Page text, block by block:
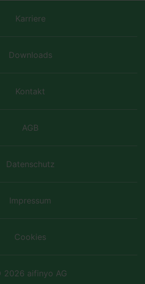
Karriere
Downloads
Kontakt
AGB
Datenschutz
Impressum
Cookies
2026 aifinyo AG